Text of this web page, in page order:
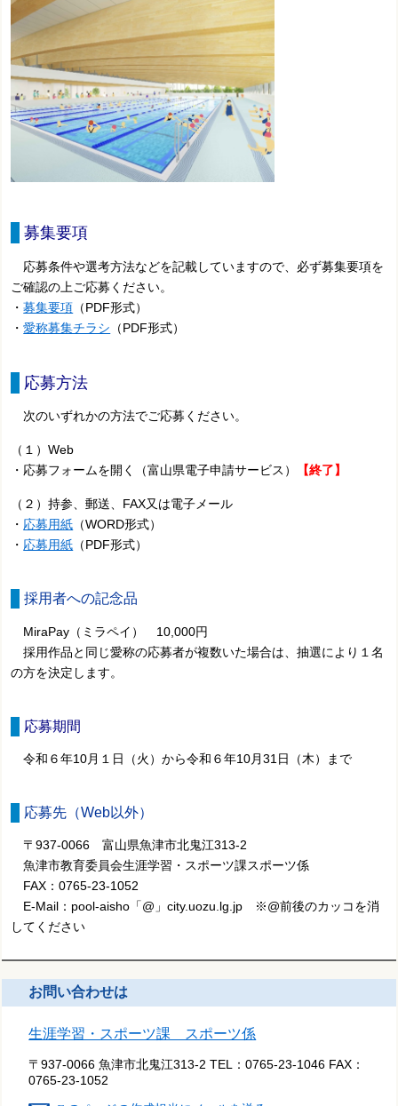
募集要項
応募条件や選考方法などを記載していますので、必ず募集要項を
ご確認の上ご応募ください。
・募集要項 （PDF形式）
・愛称募集チラシ （PDF形式）
応募方法
次のいずれかの方法でご応募ください。
（１）Web
・応募フォームを開く（富山県電子申請サービス）
【終了】
（２）持参、郵送、FAX又は電子メール
・ 応募用紙 （WORD形式）
・ 応募用紙 （PDF形式）
採用者への記念品
MiraPay（ミラペイ） 10,000円
採用作品と同じ愛称の応募者が複数いた場合は、抽選により１名
の方を決定します。
応募期間
令和６年10月１日（火）から令和６年10月31日（木）まで
応募先（Web以外）
〒937-0066 富山県魚津市北鬼江313-2
魚津市教育委員会生涯学習・スポーツ課スポーツ係
FAX：0765-23-1052
E-Mail：pool-aisho「@」city.uozu.lg.jp ※@前後のカッコを消
してください
お問い合わせは
生涯学習・スポーツ課 スポーツ係
〒937-0066 魚津市北鬼江313-2 TEL：0765-23-1046 FAX：
0765-23-1052